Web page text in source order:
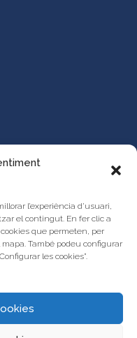
l’experiència d’usuari,
el contingut. En fer clic a
cookies que permeten, per
També podeu configurar
les cookies”.
d’Activitats Educatives de